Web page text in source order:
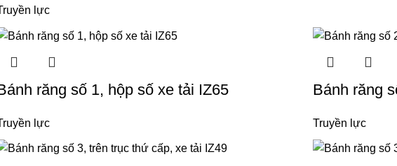
lực
răng số 1, hộp số xe tải IZ65
lực
Bánh răng
Truyền lực